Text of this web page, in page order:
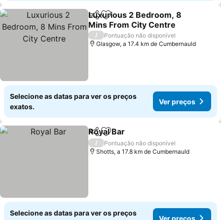
PartilharAdicionar aos favoritos
Luxurious 2 Bedroom, 8
Mins From City Centre
Ver preços
/
Pontuação não disponível
Glasgow, a 17.4 km de Cumbernauld
Selecione as datas para ver os preços
exatos.
Ver preços
PartilharAdicionar aos favoritos
Royal Bar
/
Pontuação não disponível
Shotts, a 17.8 km de Cumbernauld
Selecione as datas para ver os preços
Ver preços